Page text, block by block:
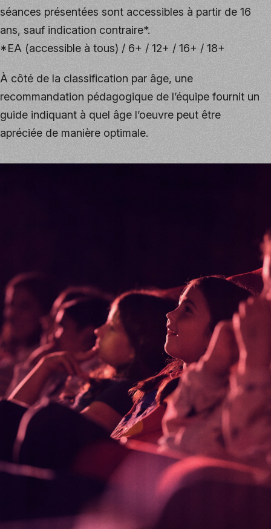
séances présentées sont accessibles à partir de 16
ans, sauf indication contraire*.
*EA (accessible à tous) / 6+ / 12+ / 16+ / 18+
À côté de la classification par âge, une
recommandation pédagogique de l’équipe fournit un
guide indiquant à quel âge l’oeuvre peut être
apréciée de manière optimale.